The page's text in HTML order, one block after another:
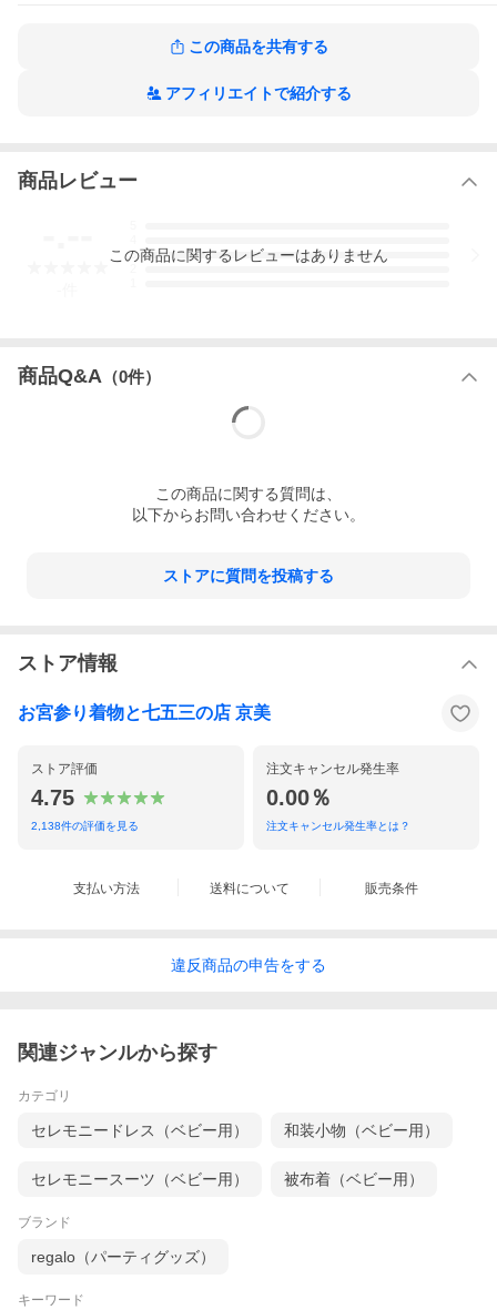
商品情報
対象
御着物 長襦袢 化粧箱 衣装収納文庫紙（たとう
ベージュ
着物 裏 ポリエステル １００％
袖丈 約５６cm
裄丈 約４６cm
す
点
タタミしわがついている場合がございますのでご了
承下さい
※生地の裁断位置により多少柄の出方が変わること
※染め物ですので細かい染料とび（気にならない程
子のお宮参り着物です！！
この商品を共有する
アフィリエイトで紹介する
商品レビュー
3
この商品に関するレビューはありません
商品Q&A （0件）
この商品に関する質問は、
以下からお問い合わせください。
ストアに質問を投稿する
ストア情報
お宮参り着物と七五三の店 京美
ストア評価
4.75
2,138件の評価を見る
注文キャンセル発生率
0.00％
注文キャンセル発生率とは？
支払い方法 送料について 販売条件
違反商品の申告をする
関連ジャンルから探す
カテゴリ
セレモニードレス（ベビー用） 和装小物（ベビー用）
セレモニースーツ（ベビー用） 被布着（ベビー用）
ブランド
regalo（パーティグッズ）
キーワード